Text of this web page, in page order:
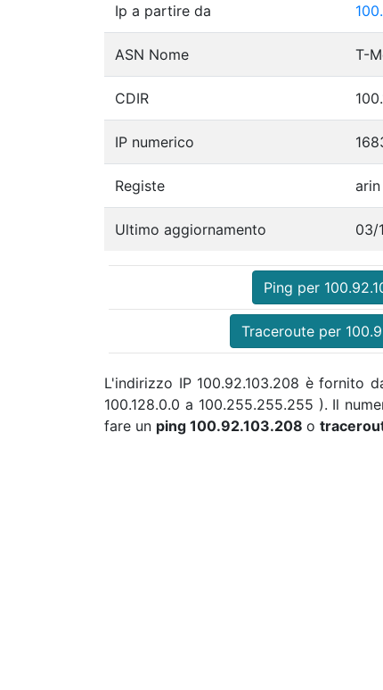
Ip a partire da
ASN Nome T-
CDIR
IP numerico
Registe arin
Ultimo aggiornamento 03/
Ping per
Traceroute per
L'indirizzo IP 100.92.103.208 è fornito
100.128.0.0 a 100.255.255.255 ). Il
fare un ping 100.92.103.208 o